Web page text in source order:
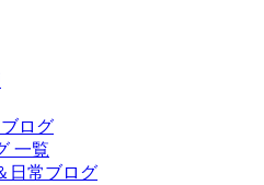
ログ
一覧
日常ブログ